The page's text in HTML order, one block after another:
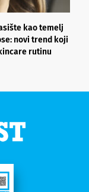
kao temelj
novi trend koji
rutinu